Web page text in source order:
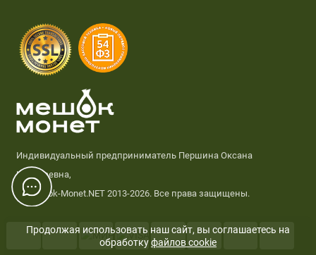
Индивидуальный предприниматель Першина Оксана
Николаевна,
© Meshok-Monet.NET 2013-2026. Все права защищены.
Продолжая использовать наш сайт, вы соглашаетесь на
обработкуфайлов cookie